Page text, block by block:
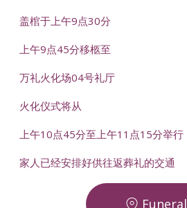
盖棺于上午9点30分
上午9点45分移柩至
万礼火化场04号礼厅
火化仪式将从
上午10点45分至上午11点15分举行
家人已经安排好供往返葬礼的交通
Funeral